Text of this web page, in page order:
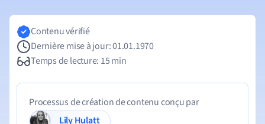
Contenu vérifié
Dernière mise à jour: 01.01.1970
Temps de lecture: 15 min
Processus de création de contenu conçu par
Lily Hulatt